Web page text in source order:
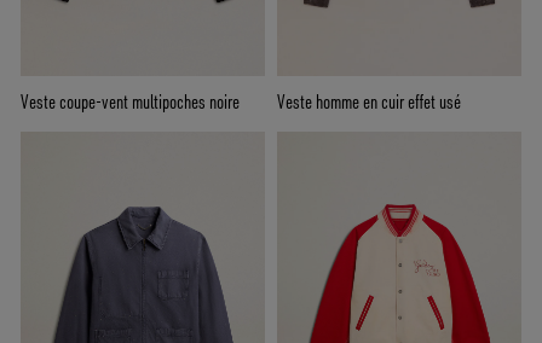
Veste coupe-vent multipoches noire Veste homme en cuir effet usé